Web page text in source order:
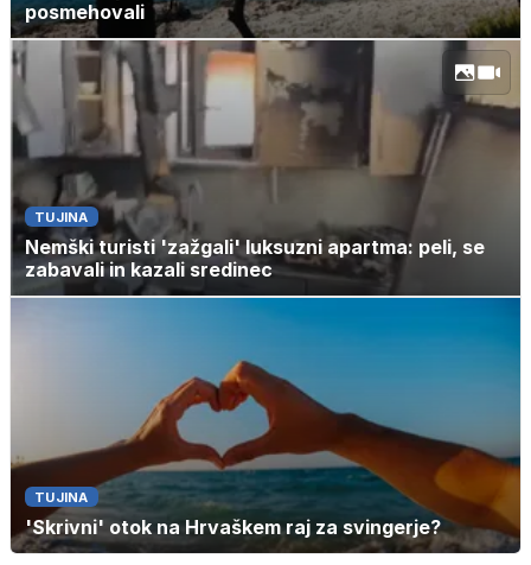
posmehovali
TUJINA
Nemški turisti 'zažgali' luksuzni apartma: peli, se
zabavali in kazali sredinec
TUJINA
'Skrivni' otok na Hrvaškem raj za svingerje?